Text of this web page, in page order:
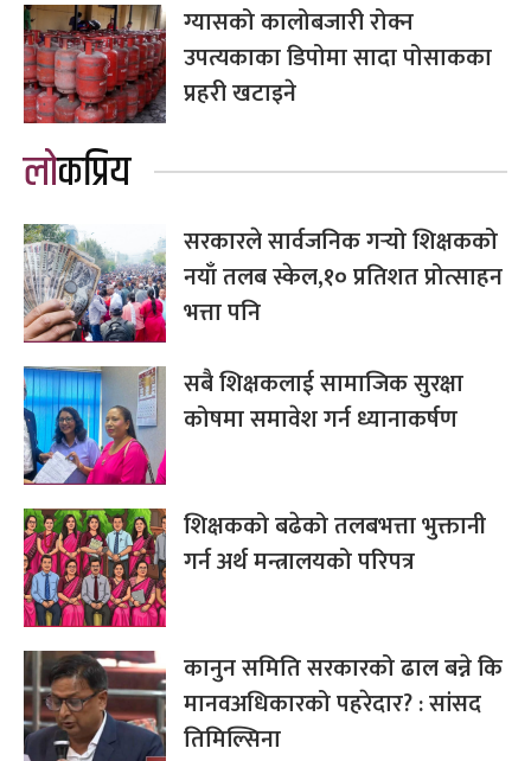
ग्यासको कालोबजारी रोक्न
उपत्यकाका डिपोमा सादा पोसाकका
प्रहरी खटाइने
लोकप्रिय
सरकारले सार्वजनिक गर्‍यो शिक्षकको
नयाँ तलब स्केल,१० प्रतिशत प्रोत्साहन
भत्ता पनि
सबै शिक्षकलाई सामाजिक सुरक्षा
कोषमा समावेश गर्न ध्यानाकर्षण
शिक्षकको बढेको तलबभत्ता भुक्तानी
गर्न अर्थ मन्त्रालयको परिपत्र
कानुन समिति सरकारको ढाल बन्ने कि
मानवअधिकारको पहरेदार? : सांसद
तिमिल्सिना